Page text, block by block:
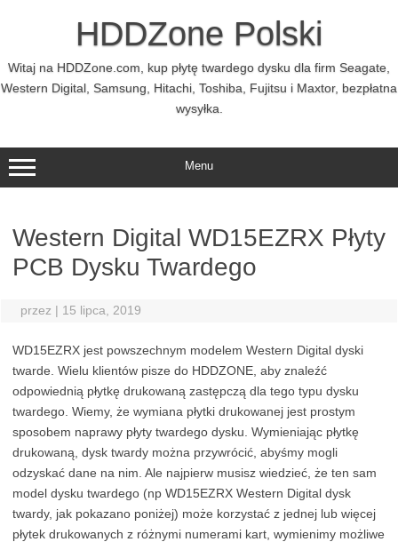
HDDZone Polski
Witaj na HDDZone.com, kup płytę twardego dysku dla firm Seagate,
Western Digital, Samsung, Hitachi, Toshiba, Fujitsu i Maxtor, bezpłatna
wysyłka.
Menu
Western Digital WD15EZRX Płyty
PCB Dysku Twardego
przez | 15 lipca, 2019
WD15EZRX jest powszechnym modelem Western Digital dyski
twarde. Wielu klientów pisze do HDDZONE, aby znaleźć
odpowiednią płytkę drukowaną zastępczą dla tego typu dysku
twardego. Wiemy, że wymiana płytki drukowanej jest prostym
sposobem naprawy płyty twardego dysku. Wymieniając płytkę
drukowaną, dysk twardy można przywrócić, abyśmy mogli
odzyskać dane na nim. Ale najpierw musisz wiedzieć, że ten sam
model dysku twardego (np WD15EZRX Western Digital dysk
twardy, jak pokazano poniżej) może korzystać z jednej lub więcej
płytek drukowanych z różnymi numerami kart, wymienimy możliwe